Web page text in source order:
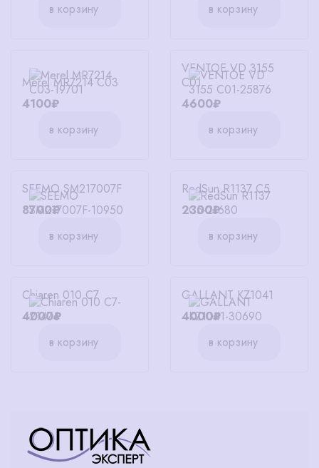
в корзину
в корзину
Merel MR7214 C03
4100₽
в корзину
VENTOE VD 3155
C01
4600₽
в корзину
SEEMO SM217007F
8700₽
в корзину
RedSun R1137 C5
2300₽
в корзину
Chiaren 010 C7
4000₽
в корзину
GALLANT KZ1041
4000₽
в корзину